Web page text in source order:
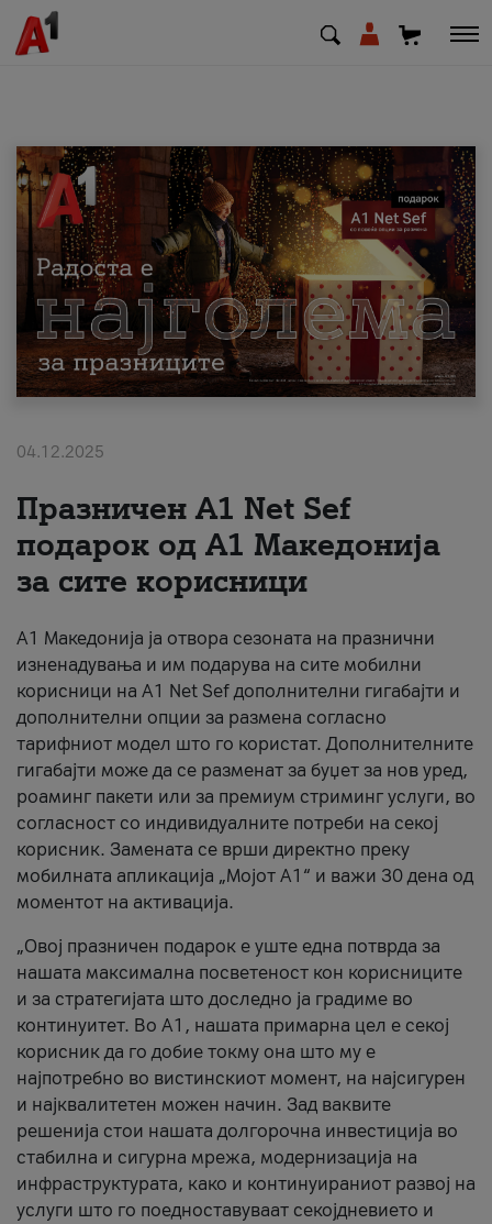
МК EN SQ
Приватни Деловни
Поддршка
Надополни кредит
За нас
#ПодобарОнлајн
04.12.2025
Празничен A1 Net Sеf
подарок од А1 Македонија
за сите корисници
А1 Македонија ја отвора сезоната на празнични
изненадувања и им подарува на сите мобилни
корисници на A1 Net Sef дополнителни гигабајти и
дополнителни опции за размена согласно
тарифниот модел што го користат. Дополнителните
гигабајти може да се разменат за буџет за нов уред,
роаминг пакети или за премиум стриминг услуги, во
согласност со индивидуалните потреби на секој
корисник. Замената се врши директно преку
мобилната апликација „Мојот А1“ и важи 30 дена од
моментот на активација.
„Овој празничен подарок е уште една потврда за
нашата максимална посветеност кон корисниците
и за стратегијата што доследно ја градиме во
континуитет. Во А1, нашата примарна цел е секој
корисник да го добие токму она што му е
најпотребно во вистинскиот момент, на најсигурен
и најквалитетен можен начин. Зад ваквите
решенија стои нашата долгорочна инвестиција во
стабилна и сигурна мрежа, модернизација на
инфраструктурата, како и континуираниот развој на
услуги што го поедноставуваат секојдневието и